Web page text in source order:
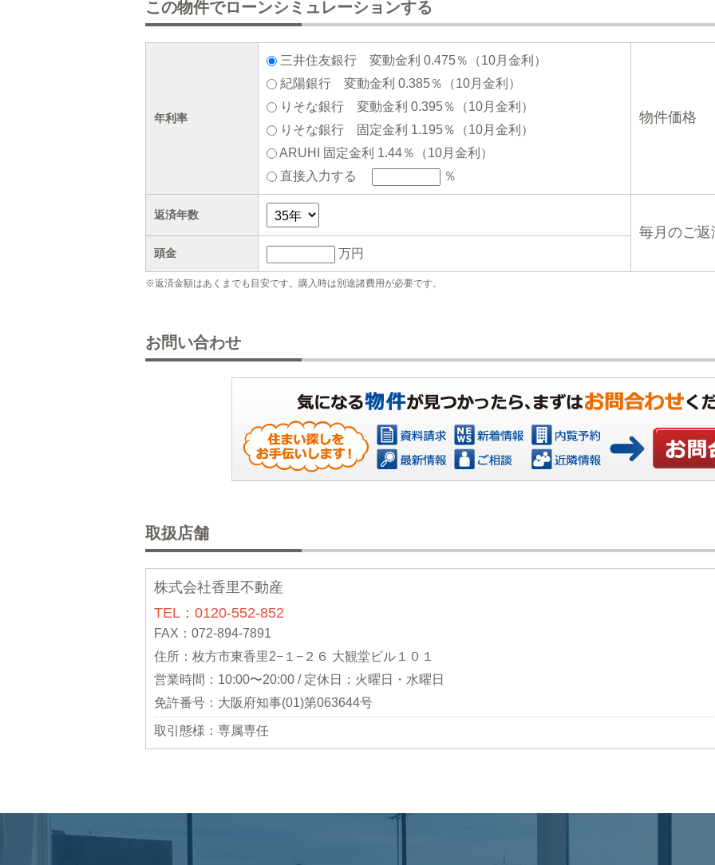
この物件でローンシミュレーションする
年利率
三井住友銀行 変動金利 0.475％（10月金利）
紀陽銀行 変動金利 0.385％（10月金利）
りそな銀行 変動金利 0.395％（10月金利）
りそな銀行 固定金利 1.195％（10月金利）
ARUHI 固定金利 1.44％（10月金利）
直接入力する
％
物件価格
返済年数
毎月のご返
頭金 万円
※返済金額はあくまでも目安です。購入時は別途諸費用が必要です。
お問い合わせ
取扱店舗
株式会社香里不動産
TEL：0120-552-852
FAX：072-894-7891
住所：枚方市東香里2−１−２６ 大観堂ビル１０１
営業時間：10:00〜20:00 / 定休日：火曜日・水曜日
免許番号：大阪府知事(01)第063644号
取引態様：専属専任